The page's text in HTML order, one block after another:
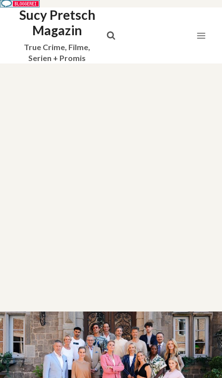
Sucy Pretsch
Magazin
True Crime, Filme,
Serien + Promis